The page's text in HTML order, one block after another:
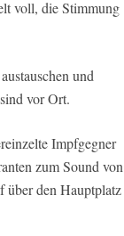
voll, die Stimmung
und
vor Ort.
Impfgegner
zum Sound von
über den Hauptplatz